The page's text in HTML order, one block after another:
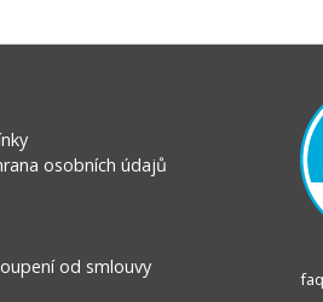
osobních údajů
od smlouvy